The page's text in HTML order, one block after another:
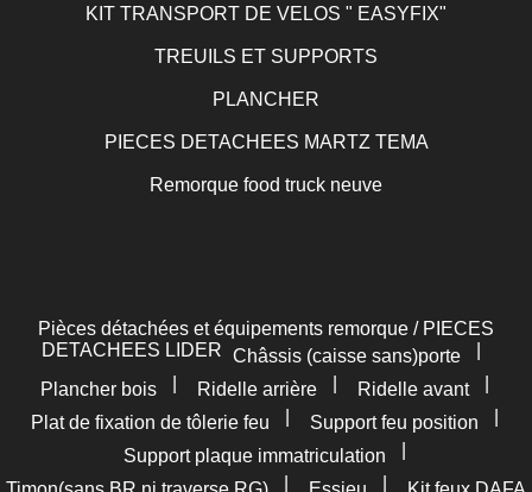
KIT TRANSPORT DE VELOS " EASYFIX"
TREUILS ET SUPPORTS
PLANCHER
PIECES DETACHEES MARTZ TEMA
Remorque food truck neuve
Pièces détachées et équipements remorque / PIECES
DETACHEES LIDER Châssis (caisse sans)porte
Plancher bois
Ridelle arrière Ridelle avant
Plat de fixation de tôlerie feu
Support feu position
Support plaque immatriculation